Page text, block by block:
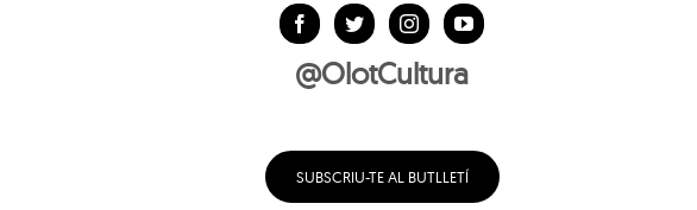
@OlotCultura
SUBSCRIU-TE AL BUTLLETÍ